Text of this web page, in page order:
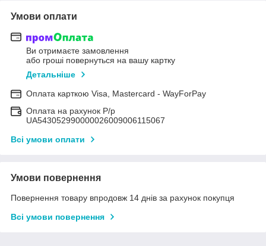
Умови оплати
Ви отримаєте замовлення
або гроші повернуться на вашу картку
Детальніше
Оплата карткою Visa, Mastercard - WayForPay
Оплата на рахунок Р/р
UA543052990000026009006115067
Всі умови оплати
Умови повернення
Повернення товару впродовж 14 днів за рахунок покупця
Всі умови повернення